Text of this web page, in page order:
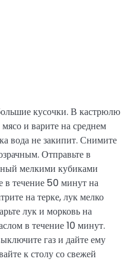
кусочки. В кастрюлю
мясо и варите на среднем
вода не закипит. Снимите
Отправьте в
мелкими кубиками
в течение 50 минут на
на терке, лук мелко
лук и морковь на
в течение 10 минут.
газ и дайте ему
к столу со свежей